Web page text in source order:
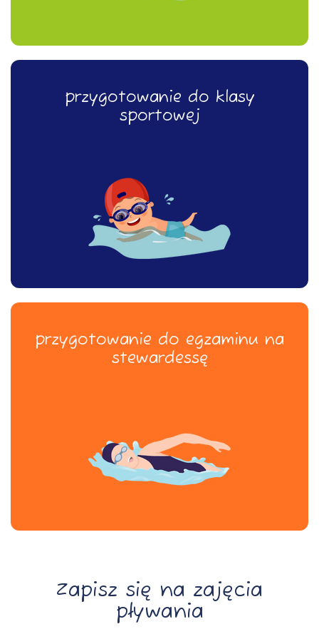
przygotowanie do klasy
sportowej
przygotowanie do klasy sportowej
przygotowanie do egzaminu na
stewardessę
przygotowanie do egzaminu na
stewardessę
Zapisz się na zajęcia
pływania